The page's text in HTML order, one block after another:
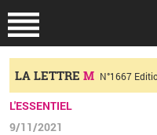
LA LETTRE M N°1667
L'ESSENTIEL
9/11/2021